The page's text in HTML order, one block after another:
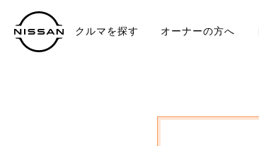
クルマを探す オーナーの方へ